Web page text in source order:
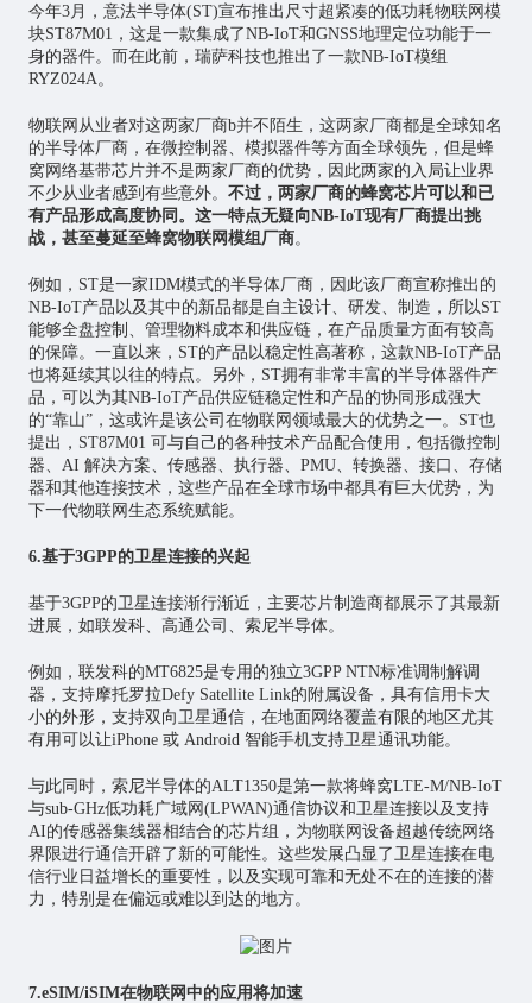
今年3月，意法半导体(ST)宣布推出尺寸超紧凑的低功耗物联网模
块ST87M01，这是一款集成了NB-IoT和GNSS地理定位功能于一
身的器件。而在此前，瑞萨科技也推出了一款NB-IoT模组
RYZ024A。
物联网从业者对这两家厂商b并不陌生，这两家厂商都是全球知名
的半导体厂商，在微控制器、模拟器件等方面全球领先，但是蜂
窝网络基带芯片并不是两家厂商的优势，因此两家的入局让业界
不少从业者感到有些意外。 不过， 两家厂商的蜂窝芯片可以和已
有产品形成高度协同。这一特点无疑向NB-IoT现有厂商提出挑
战，甚至蔓延至蜂窝物联网模组厂商。
例如，ST是一家IDM模式的半导体厂商，因此该厂商宣称推出的
NB-IoT产品以及其中的新品都是自主设计、研发、制造，所以ST
能够全盘控制、管理物料成本和供应链，在产品质量方面有较高
的保障。一直以来，ST的产品以稳定性高著称，这款NB-IoT产品
也将延续其以往的特点。另外，ST拥有非常丰富的半导体器件产
品，可以为其NB-IoT产品供应链稳定性和产品的协同形成强大
的“靠山”，这或许是该公司在物联网领域最大的优势之一。ST也
提出，ST87M01 可与自己的各种技术产品配合使用，包括微控制
器、AI 解决方案、传感器、执行器、PMU、转换器、接口、存储
器和其他连接技术，这些产品在全球市场中都具有巨大优势，为
下一代物联网生态系统赋能。
6.基于3GPP的卫星连接的兴起
基于3GPP的卫星连接渐行渐近，主要芯片制造商都展示了其最新
进展，如联发科、高通公司、索尼半导体。
例如，联发科的MT6825是专用的独立3GPP NTN标准调制解调
器，支持摩托罗拉Defy Satellite Link的附属设备，具有信用卡大
小的外形，支持双向卫星通信，在地面网络覆盖有限的地区尤其
有用可以让iPhone 或 Android 智能手机支持卫星通讯功能。
与此同时，索尼半导体的ALT1350是第一款将蜂窝LTE-M/NB-IoT
与sub-GHz低功耗广域网(LPWAN)通信协议和卫星连接以及支持
AI的传感器集线器相结合的芯片组，为物联网设备超越传统网络
界限进行通信开辟了新的可能性。这些发展凸显了卫星连接在电
信行业日益增长的重要性，以及实现可靠和无处不在的连接的潜
力，特别是在偏远或难以到达的地方。
7.eSIM/iSIM在物联网中的应用将加速